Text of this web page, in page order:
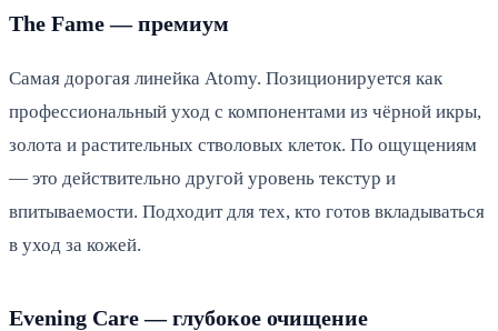
The Fame — премиум
Самая дорогая линейка Atomy. Позиционируется как
профессиональный уход с компонентами из чёрной икры,
золота и растительных стволовых клеток. По ощущениям
— это действительно другой уровень текстур и
впитываемости. Подходит для тех, кто готов вкладываться
в уход за кожей.
Evening Care — глубокое очищение